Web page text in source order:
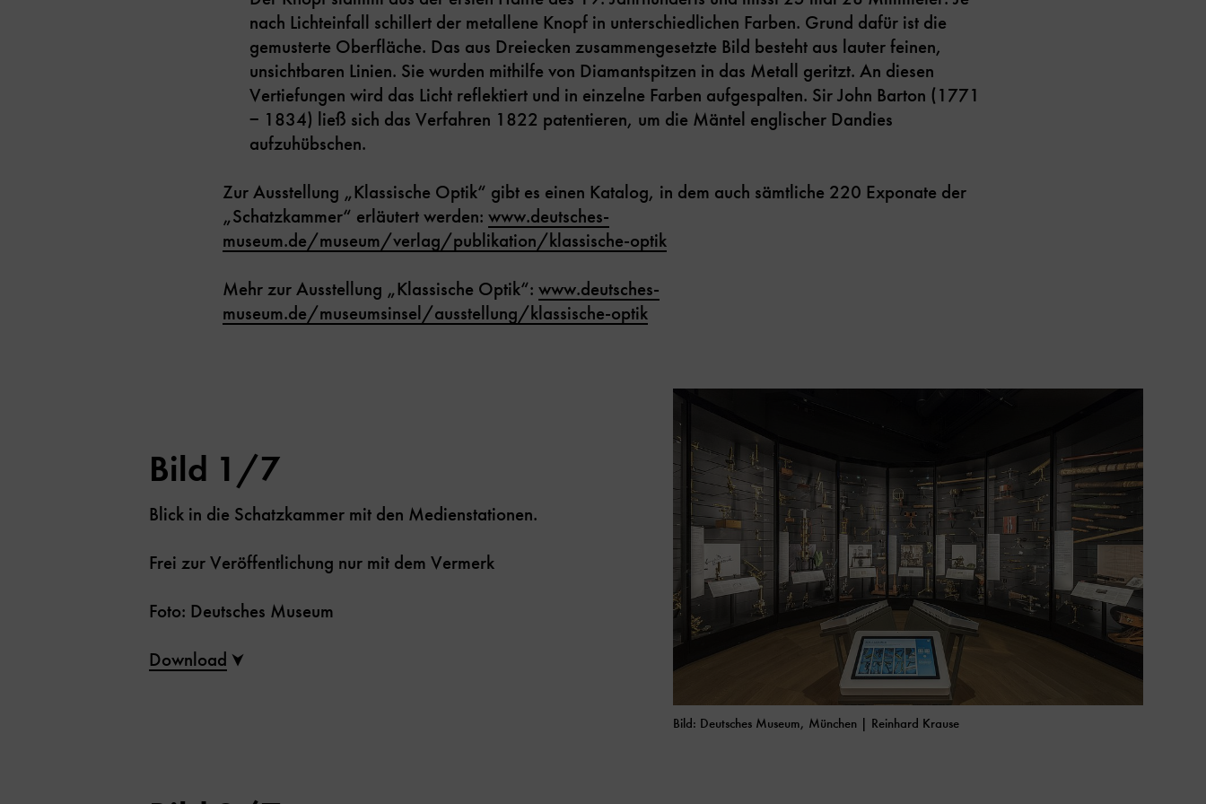
nach Lichteinfall schillert der metallene Knopf in unterschiedlichen Farben. Grund dafür ist die
gemusterte Oberfläche. Das aus Dreiecken zusammengesetzte Bild besteht aus lauter feinen,
unsichtbaren Linien. Sie wurden mithilfe von Diamantspitzen in das Metall geritzt. An diesen
Vertiefungen wird das Licht reflektiert und in einzelne Farben aufgespalten. Sir John Barton (1771
− 1834) ließ sich das Verfahren 1822 patentieren, um die Mäntel englischer Dandies
aufzuhübschen.
Zur Ausstellung „Klassische Optik“ gibt es einen Katalog, in dem auch sämtliche 220 Exponate der
„Schatzkammer“ erläutert werden: www.deutsches-
museum.de/museum/verlag/publikation/klassische-optik
Mehr zur Ausstellung „Klassische Optik“: www.deutsches-
museum.de/museumsinsel/ausstellung/klassische-optik
Bild: Deutsches Museum, München | Reinhard Krause
Bild 1/7
Blick in die Schatzkammer mit den Medienstationen.
Frei zur Veröffentlichung nur mit dem Vermerk
Foto: Deutsches Museum
Download